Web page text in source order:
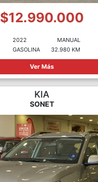
$12.990.000
2022
GASOLINA
MANUAL
32.980 KM
Ver Más
KIA
SONET